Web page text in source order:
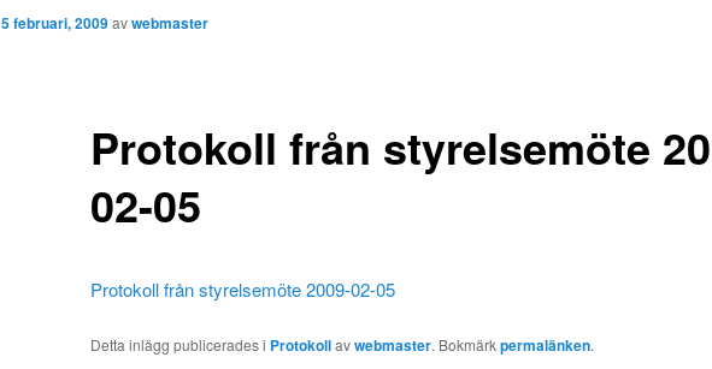
Protokoll från styrelsemöte
02-05
5 februari, 2009avwebmaster
Protokoll från styrelsemöte 2009-02-05
Detta inlägg publicerades i Protokollavwebmaster. Bokmärkpermalänken.